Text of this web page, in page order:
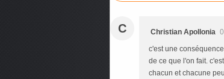
C Christian Apollonia
c'est une
de ce que l'on fait.
chacun et chacune